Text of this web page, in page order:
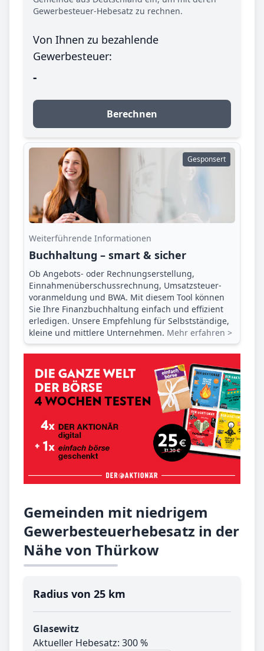
Gewerbesteuer-Hebesatz zu rechnen.
Von Ihnen zu bezahlende
Gewerbesteuer:
-
Berechnen
Gesponsert
Weiterführende Informationen
Buchhaltung – smart & sicher
Ob Angebots- oder Rechnungserstellung,
Einnahmenüberschuss­rechnung, Umsatzsteuer­
voranmeldung und BWA. Mit diesem Tool können
Sie Ihre Finanz­buchhaltung einfach und effizient
erledigen. Unsere Empfehlung für Selbstständige,
kleine und mittlere Unternehmen. Mehr erfahren >
Gemeinden mit niedrigem
Gewerbesteuerhebesatz in der
Nähe von Thürkow
Radius von 25 km
Glasewitz
Aktueller Hebesatz: 300 %